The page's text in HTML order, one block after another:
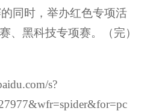
同时，举办红色专项活
、黑科技专项赛。（完）
s?